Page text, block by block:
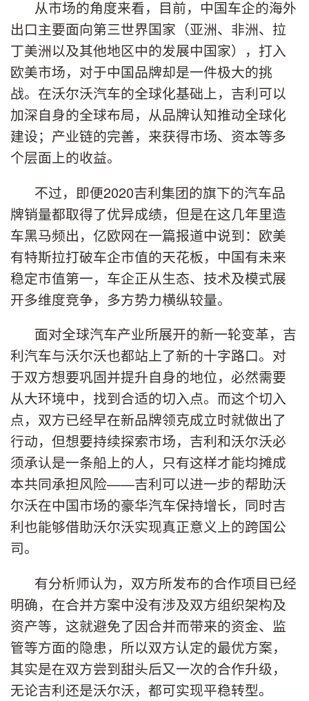
从市场的角度来看，目前，中国车企的海外
出口主要面向第三世界国家（亚洲、非洲、拉
丁美洲以及其他地区中的发展中国家），打入
欧美市场，对于中国品牌却是一件极大的挑
战。在沃尔沃汽车的全球化基础上，吉利可以
加深自身的全球布局，从品牌认知推动全球化
建设；产业链的完善，来获得市场、资本等多
个层面上的收益。
不过，即便2020吉利集团的旗下的汽车品
牌销量都取得了优异成绩，但是在这几年里造
车黑马频出，亿欧网在一篇报道中说到：欧美
有特斯拉打破车企市值的天花板，中国有未来
稳定市值第一，车企正从生态、技术及模式展
开多维度竞争，多方势力横纵较量。
面对全球汽车产业所展开的新一轮变革，吉
利汽车与沃尔沃也都站上了新的十字路口。对
于双方想要巩固并提升自身的地位，必然需要
从大环境中，找到合适的切入点。而这个切入
点，双方已经早在新品牌领克成立时就做出了
行动，但想要持续探索市场，吉利和沃尔沃必
须承认是一条船上的人，只有这样才能均摊成
本共同承担风险——吉利可以进一步的帮助沃
尔沃在中国市场的豪华汽车保持增长，同时吉
利也能够借助沃尔沃实现真正意义上的跨国公
司。
有分析师认为，双方所发布的合作项目已经
明确，在合并方案中没有涉及双方组织架构及
资产等，这就避免了因合并而带来的资金、监
管等方面的隐患，所以双方认定的最优方案，
其实是在双方尝到甜头后又一次的合作升级，
无论吉利还是沃尔沃，都可实现平稳转型。